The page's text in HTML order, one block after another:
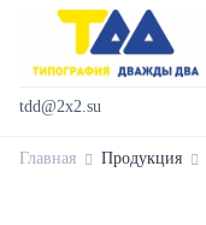
tdd@2x2.su
Главная Продукция